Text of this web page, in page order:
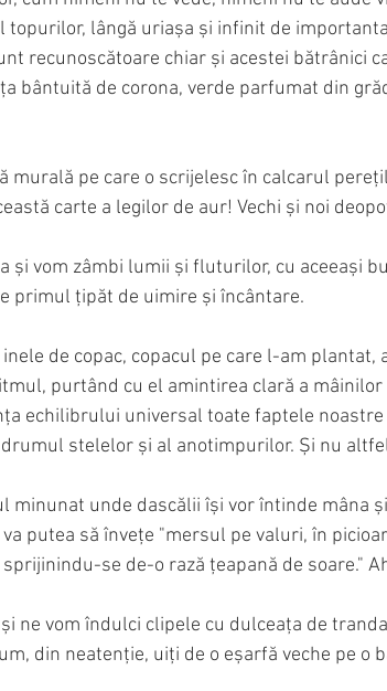
lângă uriașa și infinit de
recunoscătoare chiar și acestei bătrânici
bântuită de corona, verde parfumat din
murală pe care o scrijelesc în calcarul
carte a legilor de aur! Vechi și noi
și vom zâmbi lumii și fluturilor, cu aceeași
primul țipăt de uimire și încântare.
de copac, copacul pe care l-am plantat,
purtând cu el amintirea clară a mâinilor
echilibrului universal toate faptele noastre
stelelor și al anotimpurilor. Și nu
minunat unde dascălii își vor întinde mâna
putea să învețe "mersul pe valuri, în
se de-o rază țeapană de soare."
ne vom îndulci clipele cu dulceața de
din neatenție, uiți de o eșarfă veche pe o